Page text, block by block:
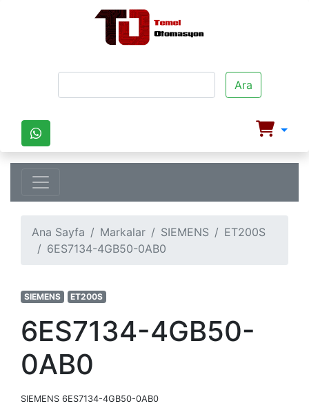
Ara
Ana Sayfa Markalar SIEMENS
ET200S
6ES7134-4GB50-0AB0
SIEMENS ET200S
6ES7134-4GB50-
0AB0
SIEMENS 6ES7134-4GB50-0AB0